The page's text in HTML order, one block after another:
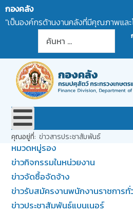
กองคลัง
"เป็นองค์กรด้านงานคลังที่มีคุณภาพและ
คุณอยู่ที่:ข่าวสารประชาสัมพันธ์
หมวดหมู่รอง
ข่าวกิจกรรมในหน่วยงาน
ข่าวจัดซื้อจัดจ้าง
ข่าวรับสมัครงานพนักงานราชการทั่
ข่าวประชาสัมพันธ์แบนเนอร์